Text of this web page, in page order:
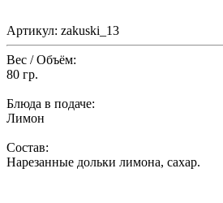
Артикул: zakuski_13
Вес / Объём:
80 гр.
Блюда в подаче:
Лимон
Состав:
Нарезанные дольки лимона, сахар.